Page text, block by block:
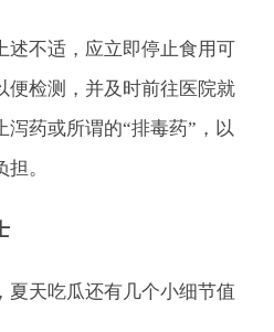
述不适，应立即停止食用可
便检测，并及时前往医院就
药或所谓的“排毒药”，以
。
夏天吃瓜还有几个小细节值